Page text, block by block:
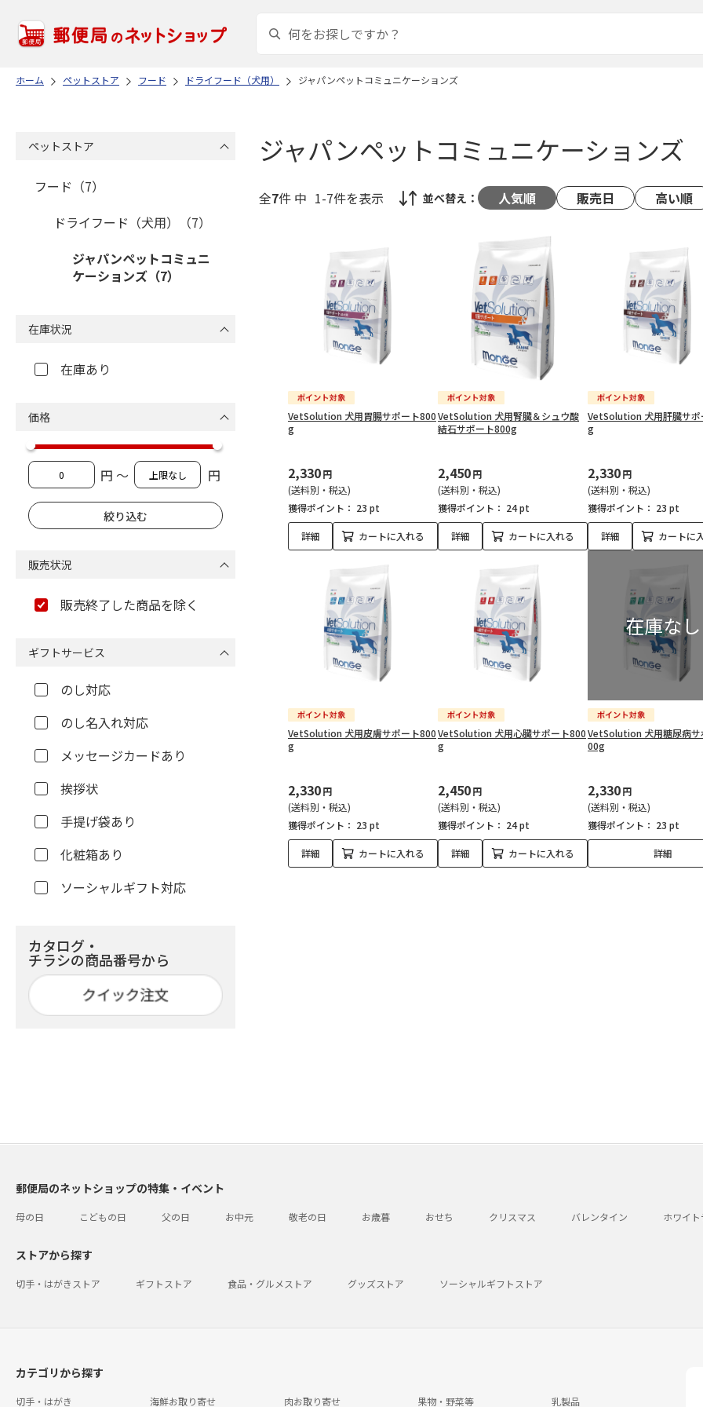
ホーム ペットストア フード ドライフード（犬用） ジャパンペットコミュニケーションズ
ジャパンペットコミュニケーションズ
全7件 中 1-7件を表示 並べ替え： 人気順 販売日 高い順
VetSolution 犬用胃腸サポート800
g
2,330円
(送料別・税込)
獲得ポイント： 23 pt
詳細 カートに入れる
VetSolution 犬用腎臓＆シュウ酸
結石サポート800g
2,450円
(送料別・税込)
獲得ポイント： 24 pt
詳細 カートに入れる
VetSolution 犬用肝臓サポ
g
2,330円
(送料別・税込)
獲得ポイント： 23 pt
詳細 カートに
VetSolution 犬用皮膚サポート800
g
2,330円
(送料別・税込)
獲得ポイント： 23 pt
詳細 カートに入れる
VetSolution 犬用心臓サポート800
g
2,450円
(送料別・税込)
獲得ポイント： 24 pt
詳細 カートに入れる
VetSolution 犬用糖尿病サ
00g
2,330円
(送料別・税込)
獲得ポイント： 23 pt
詳細
ペットストア
フード（7）
ドライフード（犬用）（7）
ジャパンペットコミュニ
ケーションズ（7）
在庫状況
在庫あり
価格
円 ～ 円
販売状況
販売終了した商品を除く
ギフトサービス
のし対応
のし名入れ対応
メッセージカードあり
挨拶状
手提げ袋あり
化粧箱あり
ソーシャルギフト対応
カタログ・
チラシの商品番号から
郵便局のネットショップの特集・イベント
母の日 こどもの日 父の日 お中元 敬老の日 お歳暮 おせち クリスマス バレンタイン ホワイト
ストアから探す
切手・はがきストア ギフトストア 食品・グルメストア グッズストア ソーシャルギフトストア
カテゴリから探す
切手・はがき 海鮮お取り寄せ 肉お取り寄せ 果物・野菜等 乳製品